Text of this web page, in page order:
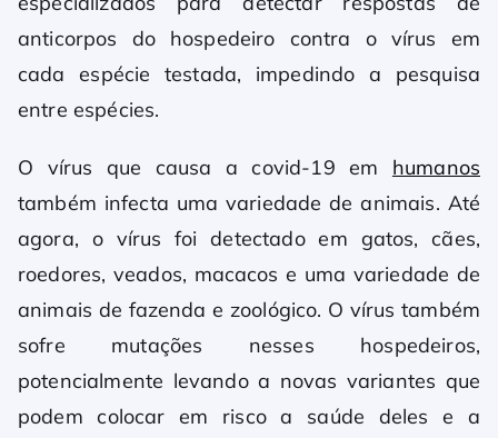
anticorpos do hospedeiro contra o vírus em
cada espécie testada, impedindo a pesquisa
entre espécies.
O vírus que causa a covid-19 em humanos
também infecta uma variedade de animais. Até
agora, o vírus foi detectado em gatos, cães,
roedores, veados, macacos e uma variedade de
animais de fazenda e zoológico. O vírus também
sofre mutações nesses hospedeiros,
potencialmente levando a novas variantes que
podem colocar em risco a saúde deles e a